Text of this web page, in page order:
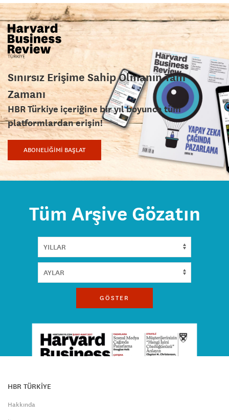
Sınırsız Erişime Sahip Olmanın Tam
Zamanı
HBR Türkiye içeriğine bir yıl boyunca tüm
platformlardan erişin!
ABONELİĞİMİ BAŞLAT
Tüm Arşive Gözatın
GÖSTER
HBR TÜRKİYE
Hakkında